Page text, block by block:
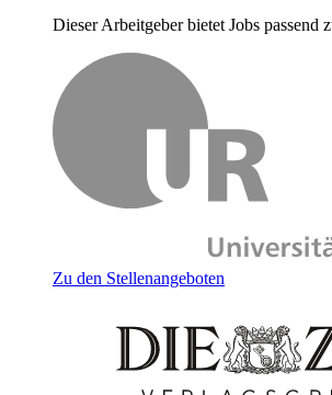
Dieser Arbeitgeber bietet Jobs passend
Zu den Stellenangeboten